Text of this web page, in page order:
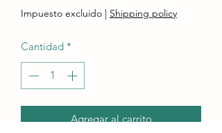
Impuesto excluido | Shipping policy
Cantidad *
Agregar al carrito